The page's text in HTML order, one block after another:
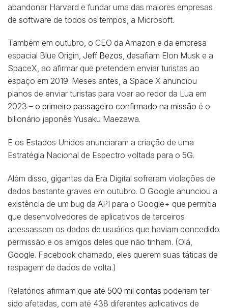
abandonar Harvard e fundar uma das maiores empresas
de software de todos os tempos, a Microsoft.
Também em outubro, o CEO da Amazon e da empresa
espacial Blue Origin, Jeff Bezos, desafiam Elon Musk e a
SpaceX, ao afirmar que pretendem enviar turistas ao
espaço em 2019. Meses antes, a Space X anunciou
planos de enviar turistas para voar ao redor da Lua em
2023 – o primeiro passageiro confirmado na missão é o
bilionário japonês Yusaku Maezawa.
E os Estados Unidos anunciaram a criação de uma
Estratégia Nacional de Espectro voltada para o 5G.
Além disso, gigantes da Era Digital sofreram violações de
dados bastante graves em outubro. O Google anunciou a
existência de um bug da API para o Google+ que permitia
que desenvolvedores de aplicativos de terceiros
acessassem os dados de usuários que haviam concedido
permissão e os amigos deles que não tinham. (Olá,
Google. Facebook chamado, eles querem suas táticas de
raspagem de dados de volta.)
Relatórios afirmam que até 500 mil contas poderiam ter
sido afetadas, com até 438 diferentes aplicativos de